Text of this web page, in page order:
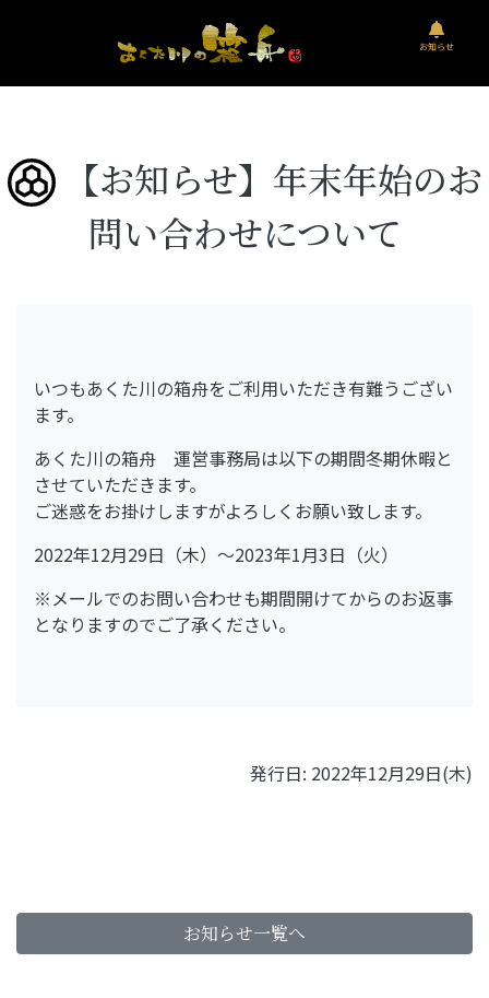
お知らせ
【お知らせ】年末年始のお
問い合わせについて
いつもあくた川の箱舟をご利用いただき有難うござい
ます。
あくた川の箱舟 運営事務局は以下の期間冬期休暇と
させていただきます。
ご迷惑をお掛けしますがよろしくお願い致します。
2022年12月29日（木）～2023年1月3日（火）
※メールでのお問い合わせも期間開けてからのお返事
となりますのでご了承ください。
発行日: 2022年12月29日(木)
お知らせ一覧へ